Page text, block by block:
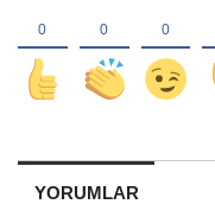
YORUMLAR